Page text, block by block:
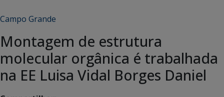
Campo Grande
Montagem de estrutura
molecular orgânica é trabalhada
na EE Luisa Vidal Borges Daniel